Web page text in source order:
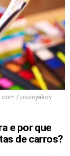
/ poznyakov
e por que
de carros?